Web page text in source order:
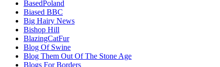
BasedPoland
Biased BBC
Big Hairy News
Bishop Hill
BlazingCatFur
Blog Of Swine
Blog Them Out Of The Stone Age
Blogs For Borders